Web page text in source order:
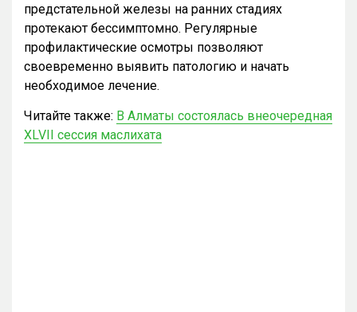
предстательной железы на ранних стадиях
протекают бессимптомно. Регулярные
профилактические осмотры позволяют
своевременно выявить патологию и начать
необходимое лечение.
Читайте также: В Алматы состоялась внеочередная
XLVII сессия маслихата